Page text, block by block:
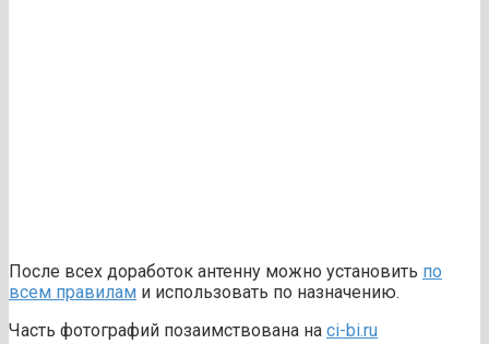
После всех доработок антенну можно установить по
всем правилам и использовать по назначению.
Часть фотографий позаимствована на ci-bi.ru